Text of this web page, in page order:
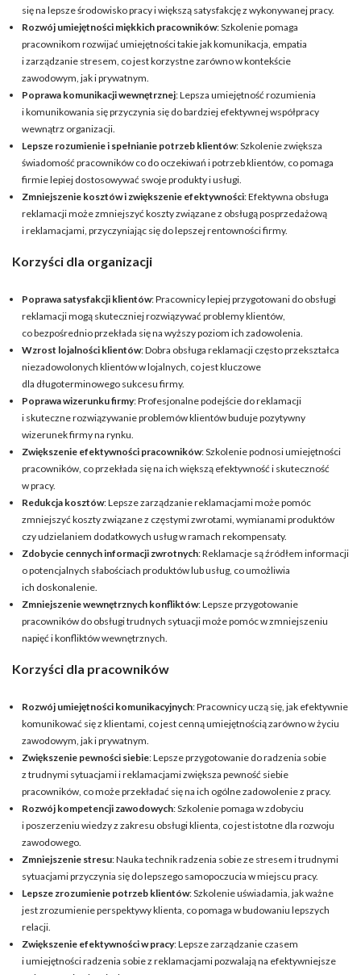
się na lepsze środowisko pracy i większą satysfakcję z wykonywanej pracy.
Rozwój umiejętności miękkich pracowników: Szkolenie pomaga
pracownikom rozwijać umiejętności takie jak komunikacja, empatia
i zarządzanie stresem, co jest korzystne zarówno w kontekście
zawodowym, jak i prywatnym.
Poprawa komunikacji wewnętrznej: Lepsza umiejętność rozumienia
i komunikowania się przyczynia się do bardziej efektywnej współpracy
wewnątrz organizacji.
Lepsze rozumienie i spełnianie potrzeb klientów: Szkolenie zwiększa
świadomość pracowników co do oczekiwań i potrzeb klientów, co pomaga
firmie lepiej dostosowywać swoje produkty i usługi.
Zmniejszenie kosztów i zwiększenie efektywności: Efektywna obsługa
reklamacji może zmniejszyć koszty związane z obsługą posprzedażową
i reklamacjami, przyczyniając się do lepszej rentowności firmy.
Korzyści dla organizacji
Poprawa satysfakcji klientów: Pracownicy lepiej przygotowani do obsługi
reklamacji mogą skuteczniej rozwiązywać problemy klientów,
co bezpośrednio przekłada się na wyższy poziom ich zadowolenia.
Wzrost lojalności klientów: Dobra obsługa reklamacji często przekształca
niezadowolonych klientów w lojalnych, co jest kluczowe
dla długoterminowego sukcesu firmy.
Poprawa wizerunku firmy: Profesjonalne podejście do reklamacji
i skuteczne rozwiązywanie problemów klientów buduje pozytywny
wizerunek firmy na rynku.
Zwiększenie efektywności pracowników: Szkolenie podnosi umiejętności
pracowników, co przekłada się na ich większą efektywność i skuteczność
w pracy.
Redukcja kosztów: Lepsze zarządzanie reklamacjami może pomóc
zmniejszyć koszty związane z częstymi zwrotami, wymianami produktów
czy udzielaniem dodatkowych usług w ramach rekompensaty.
Zdobycie cennych informacji zwrotnych: Reklamacje są źródłem informacji
o potencjalnych słabościach produktów lub usług, co umożliwia
ich doskonalenie.
Zmniejszenie wewnętrznych konfliktów: Lepsze przygotowanie
pracowników do obsługi trudnych sytuacji może pomóc w zmniejszeniu
napięć i konfliktów wewnętrznych.
Korzyści dla pracowników
Rozwój umiejętności komunikacyjnych: Pracownicy uczą się, jak efektywnie
komunikować się z klientami, co jest cenną umiejętnością zarówno w życiu
zawodowym, jak i prywatnym.
Zwiększenie pewności siebie: Lepsze przygotowanie do radzenia sobie
z trudnymi sytuacjami i reklamacjami zwiększa pewność siebie
pracowników, co może przekładać się na ich ogólne zadowolenie z pracy.
Rozwój kompetencji zawodowych: Szkolenie pomaga w zdobyciu
i poszerzeniu wiedzy z zakresu obsługi klienta, co jest istotne dla rozwoju
zawodowego.
Zmniejszenie stresu: Nauka technik radzenia sobie ze stresem i trudnymi
sytuacjami przyczynia się do lepszego samopoczucia w miejscu pracy.
Lepsze zrozumienie potrzeb klientów: Szkolenie uświadamia, jak ważne
jest zrozumienie perspektywy klienta, co pomaga w budowaniu lepszych
relacji.
Zwiększenie efektywności w pracy: Lepsze zarządzanie czasem
i umiejętności radzenia sobie z reklamacjami pozwalają na efektywniejsze